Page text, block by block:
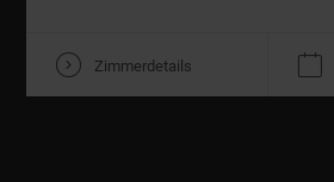
V Zimmerdetails K